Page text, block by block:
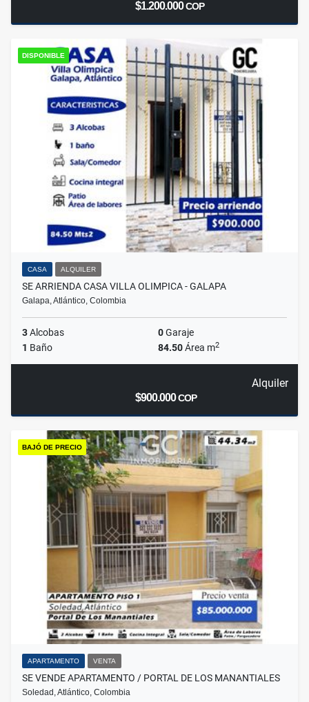
$1.200.000COP
DISPONIBLE
CASA ALQUILER
SE ARRIENDA CASA VILLA OLIMPICA - GALAPA
Galapa, Atlántico, Colombia
3Alcobas 0Garaje
1 Baño 84.50Área m2
Alquiler
$900.000COP
BAJÓ DE PRECIO
APARTAMENTO VENTA
SE VENDE APARTAMENTO / PORTAL DE LOS MANANTIALES
Soledad, Atlántico, Colombia